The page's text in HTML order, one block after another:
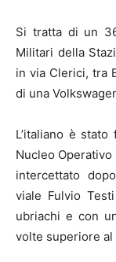
Si tratta di un
Militari della
in via Clerici, tra
di una
L’italiano è
Nucleo Operativo
intercettato
viale Fulvio
ubriachi e con
volte superiore